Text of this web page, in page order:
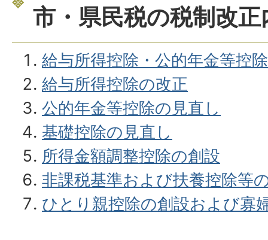
市・県民税の税制改正
給与所得控除・公的年金等控
給与所得控除の改正
公的年金等控除の見直し
基礎控除の見直し
所得金額調整控除の創設
非課税基準および扶養控除等
ひとり親控除の創設および寡